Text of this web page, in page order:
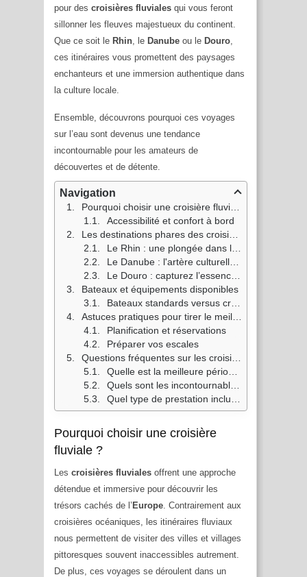
pour des croisières fluviales qui vous feront
sillonner les fleuves majestueux du continent.
Que ce soit le Rhin , le Danube ou le Douro
ces itinéraires vous promettent des paysages
enchanteurs et une immersion authentique dans
la culture locale.
Ensemble, découvrons pourquoi ces voyages
sur l’eau sont devenus une tendance
incontournable pour les amateurs de
découvertes et de détente.
Navigation
Pourquoi choisir une croisière fluviale ?
Accessibilité et confort à bord
Les destinations phares des croisières fluviales
Le Rhin : une plongée dans l'histoire et le vin
Le Danube : l'artère culturelle de l'Europe
Le Douro : capturez l’essence sauvage et élégante du Portugal
Bateaux et équipements disponibles
Bateaux standards versus croisières de luxe
Astuces pratiques pour tirer le meilleur parti de votre croisière
Planification et réservations
Préparer vos escales
Questions fréquentes sur les croisières fluviales
Quelle est la meilleure période pour partir en croisière fluviale en Europe ?
Quels sont les incontournables à découvrir lors des escales ?
Quel type de prestation incluent habituellement les croisières fluviales ?
Pourquoi choisir une croisière
fluviale ?
Les croisières fluviales offrent une approche
détendue et immersive pour découvrir les
trésors cachés de l’Europe . Contrairement aux
croisières océaniques, les itinéraires fluviaux
nous permettent de visiter des villes et villages
pittoresques souvent inaccessibles autrement.
De plus, ces voyages se déroulent dans un